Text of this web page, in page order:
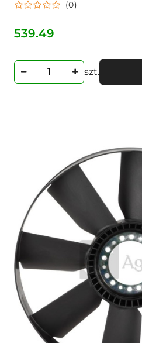
(0)
Cena:
539.49
szt.